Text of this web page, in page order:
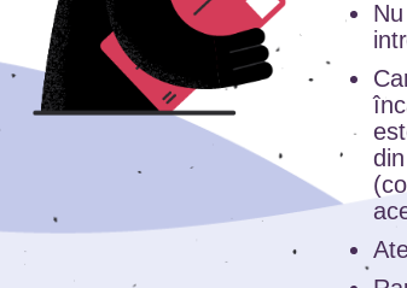
spatele cardului.
uri cu felicitări funny de la rudele
branduri, însă
nu accesa linkuri
acestea
cibernetice, ține cont și de